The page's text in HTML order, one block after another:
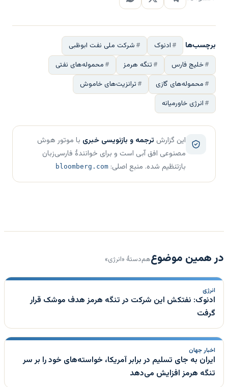
برچسب‌ها ادنوک
شرکت ملی نفت ابوظبی
خلیج فارس
تنگه هرمز
محموله‌های نفتی
محموله‌های گازی
ترانزیت‌های خاموش
انرژی خاورمیانه
این گزارش ترجمه و بازنویسی خبری با موتور هوش
مصنوعی افق آبی است و برای خوانندهٔ فارسی‌زبان
بازتنظیم شده. منبع اصلی: bloomberg.com
در همین موضوعهم‌دستهٔ «انرژی»
انرژی
ادنوک: نفتکش این شرکت در تنگه هرمز هدف موشک قرار
گرفت
اخبار جهان
ایران به جای تسلیم در برابر آمریکا، خواسته‌های خود را بر سر
تنگه هرمز افزایش می‌دهد